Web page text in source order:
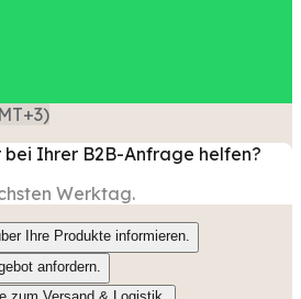
bei Ihrer B2B-Anfrage helfen?
Werktag.
Ihre Produkte informieren.
anfordern.